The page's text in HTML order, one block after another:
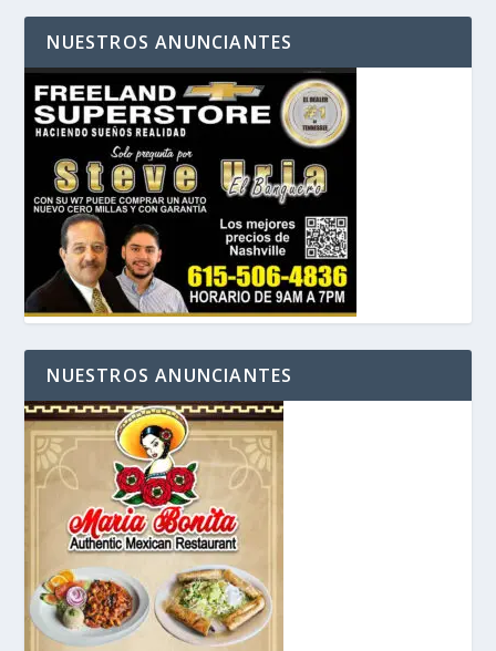
NUESTROS ANUNCIANTES
NUESTROS ANUNCIANTES